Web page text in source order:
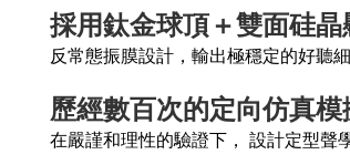
採用鈦金球頂＋雙面硅
反常態振膜設計，輸出極穩定的好聽
歷經數百次的定向仿真模
在嚴謹和理性的驗證下， 設計定型聲